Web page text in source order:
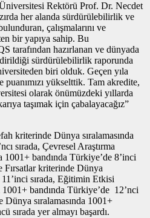
Rektörü Prof. Dr. Necdet
her alanda sürdürülebilirlik ve
çalışmalarını ve
bir yapıya sahip. Bu
tarafından hazırlanan ve dünyada
sürdürülebilirlik raporunda
biri olduk. Geçen yıla
yükselttik. Tam akredite,
olarak önümüzdeki yıllarda
taşımak için çabalayacağız”
kriterinde Dünya sıralamasında
sırada, Çevresel Araştırma
1001+ bandında Türkiye’de 8’inci
Fırsatlar kriterinde Dünya
11’inci sırada, Eğitimin Etkisi
1001+ bandında Türkiye’de 12’nci
sıralamasında 1001+
sırada yer almayı başardı.